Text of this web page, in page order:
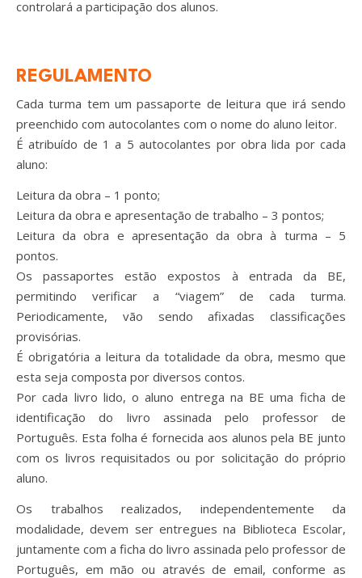
controlará a participação dos alunos.
REGULAMENTO
Cada turma tem um passaporte de leitura que irá sendo
preenchido com autocolantes com o nome do aluno leitor.
É atribuído de 1 a 5 autocolantes por obra lida por cada
aluno:
Leitura da obra – 1 ponto;
Leitura da obra e apresentação de trabalho – 3 pontos;
Leitura da obra e apresentação da obra à turma – 5
pontos.
Os passaportes estão expostos à entrada da BE,
permitindo verificar a “viagem” de cada turma.
Periodicamente, vão sendo afixadas classificações
provisórias.
É obrigatória a leitura da totalidade da obra, mesmo que
esta seja composta por diversos contos.
Por cada livro lido, o aluno entrega na BE uma ficha de
identificação do livro assinada pelo professor de
Português. Esta folha é fornecida aos alunos pela BE junto
com os livros requisitados ou por solicitação do próprio
aluno.
Os trabalhos realizados, independentemente da
modalidade, devem ser entregues na Biblioteca Escolar,
juntamente com a ficha do livro assinada pelo professor de
Português, em mão ou através de email, conforme as